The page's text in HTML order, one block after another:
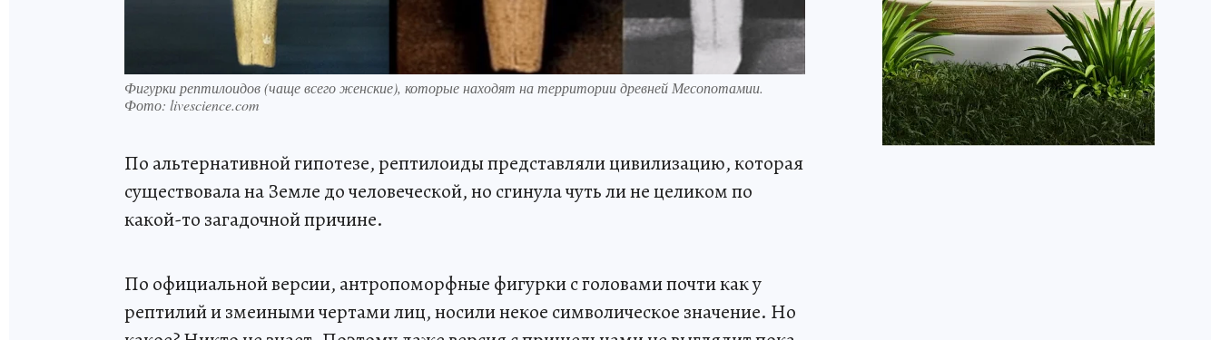
Фигурки рептилоидов (чаще всего женские), которые находят на территории древней Месопотамии.
Фото: livescience.com
По альтернативной гипотезе, рептилоиды представляли цивилизацию, которая
существовала на Земле до человеческой, но сгинула чуть ли не целиком по
какой-то загадочной причине.
По официальной версии, антропоморфные фигурки с головами почти как у
рептилий и змеиными чертами лиц, носили некое символическое значение. Но